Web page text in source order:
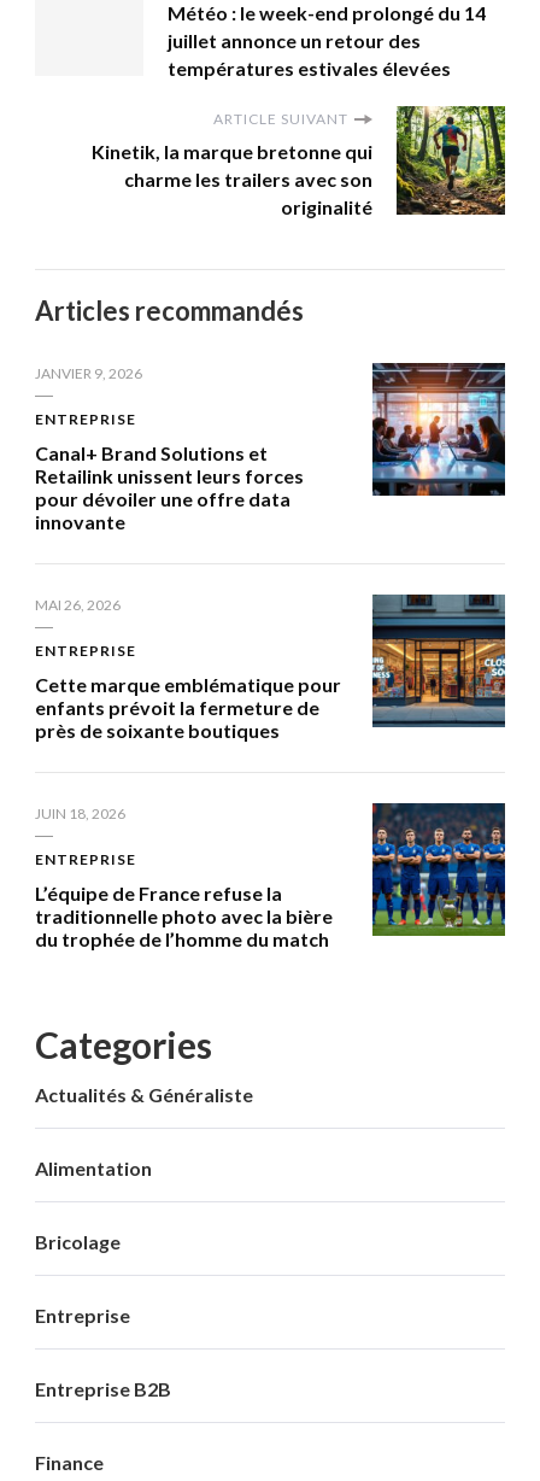
Météo : le week-end prolongé du 14
juillet annonce un retour des
températures estivales élevées
ARTICLE SUIVANT
Kinetik, la marque bretonne qui
charme les trailers avec son
originalité
Articles recommandés
JANVIER 9, 2026
ENTREPRISE
Canal+ Brand Solutions et
Retailink unissent leurs forces
pour dévoiler une offre data
innovante
MAI 26, 2026
ENTREPRISE
Cette marque emblématique pour
enfants prévoit la fermeture de
près de soixante boutiques
JUIN 18, 2026
ENTREPRISE
L’équipe de France refuse la
traditionnelle photo avec la bière
du trophée de l’homme du match
Categories
Actualités & Généraliste
Alimentation
Bricolage
Entreprise
Entreprise B2B
Finance